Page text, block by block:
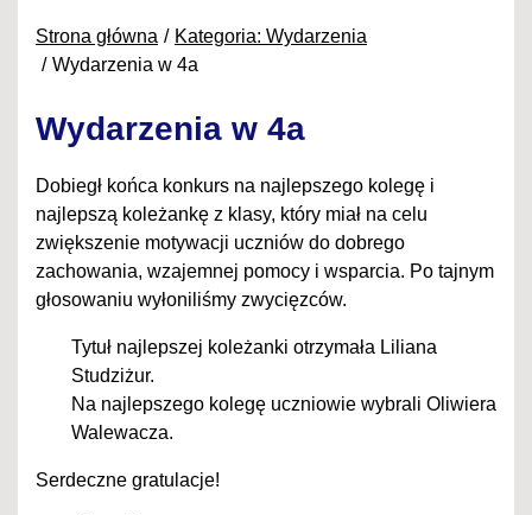
Strona główna
Kategoria: Wydarzenia
Wydarzenia w 4a
Wydarzenia w 4a
Dobiegł końca konkurs na najlepszego kolegę i
najlepszą koleżankę z klasy, który miał na celu
zwiększenie motywacji uczniów do dobrego
zachowania, wzajemnej pomocy i wsparcia. Po tajnym
głosowaniu wyłoniliśmy zwycięzców.
Tytuł najlepszej koleżanki otrzymała Liliana
Studziżur.
Na najlepszego kolegę uczniowie wybrali Oliwiera
Walewacza.
Serdeczne gratulacje!